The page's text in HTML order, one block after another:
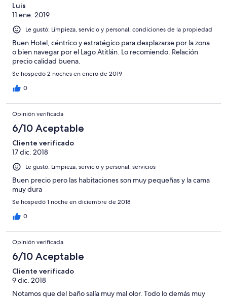
Luis
11 ene. 2019
Le gustó: Limpieza, servicio y personal, condiciones de la propiedad
Buen Hotel, céntrico y estratégico para desplazarse por la zona
o bien navegar por el Lago Atitlán. Lo recomiendo. Relación
precio calidad buena.
Se hospedó 2 noches en enero de 2019
0
Opinión verificada
6/10 Aceptable
Cliente verificado
17 dic. 2018
Le gustó: Limpieza, servicio y personal, servicios
Buen precio pero las habitaciones son muy pequeñas y la cama
muy dura
Se hospedó 1 noche en diciembre de 2018
0
Opinión verificada
6/10 Aceptable
Cliente verificado
9 dic. 2018
Notamos que del baño salía muy mal olor. Todo lo demás muy